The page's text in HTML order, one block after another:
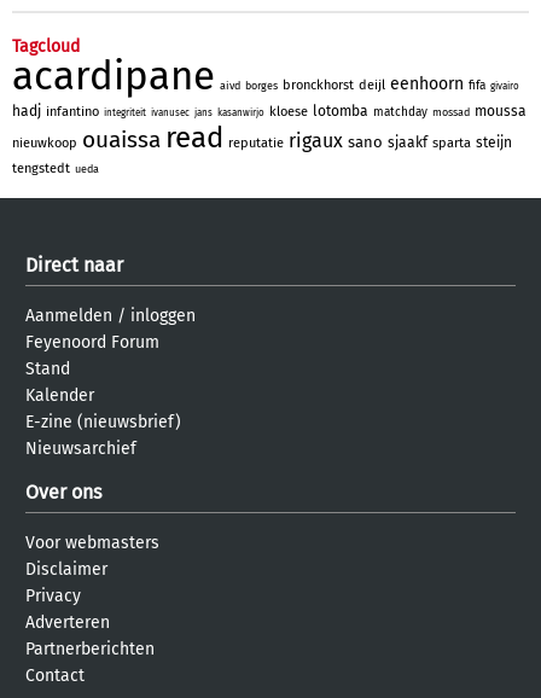
Tagcloud
acardipane aivd borges bronckhorst deijl eenhoorn fifa givairo
hadj infantino integriteit ivanusec jans kasanwirjo kloese lotomba matchday mossad moussa
nieuwkoop ouaissa read reputatie rigaux sano sjaakf sparta steijn
tengstedt ueda
Direct naar
Aanmelden / inloggen
Feyenoord Forum
Stand
Kalender
E-zine (nieuwsbrief)
Nieuwsarchief
Over ons
Voor webmasters
Disclaimer
Privacy
Adverteren
Partnerberichten
Contact